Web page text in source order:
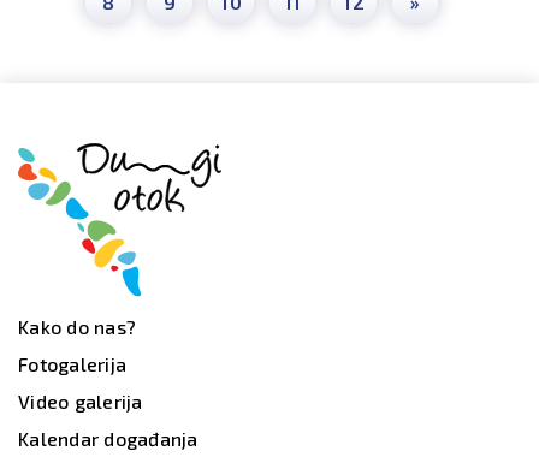
Kako do nas?
Fotogalerija
Video galerija
Kalendar događanja